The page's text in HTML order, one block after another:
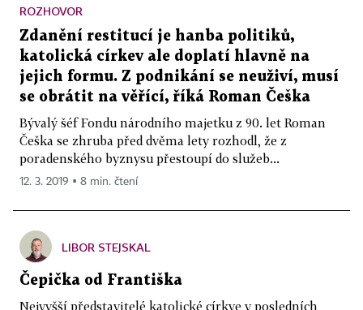
ROZHOVOR
Zdanění restitucí je hanba politiků,
katolická církev ale doplatí hlavně na
jejich formu. Z podnikání se neuživí, musí
se obrátit na věřící, říká Roman Češka
Bývalý šéf Fondu národního majetku z 90. let Roman
Češka se zhruba před dvěma lety rozhodl, že z
poradenského byznysu přestoupí do služeb...
12. 3. 2019 ▪ 8 min. čtení
LIBOR STEJSKAL
Čepička od Františka
Nejvyšší představitelé katolické církve v posledních